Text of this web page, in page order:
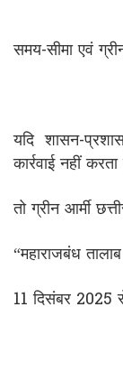
समय-सीमा एवं
यदि शासन-
कार्रवाई नहीं
तो ग्रीन आर्मी
“महाराजबंध
11 दिसंबर 2025